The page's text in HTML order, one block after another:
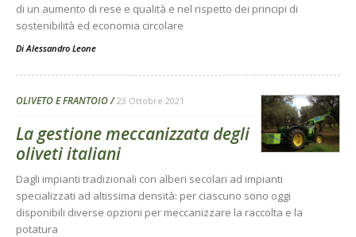
di un aumento di rese e qualità e nel rispetto dei principi di
sostenibilità ed economia circolare
DiAlessandro Leone
OLIVETO E FRANTOIO 23 Ottobre 2021
La gestione meccanizzata degli
oliveti italiani
Dagli impianti tradizionali con alberi secolari ad impianti
specializzati ad altissima densità: per ciascuno sono oggi
disponibili diverse opzioni per meccanizzare la raccolta e la
potatura